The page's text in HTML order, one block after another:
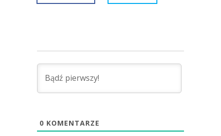
0 KOMENTARZE